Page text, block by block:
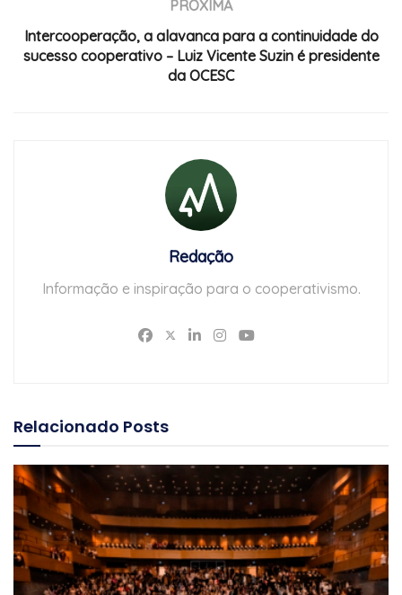
PRÓXIMA
Intercooperação, a alavanca para a continuidade do
sucesso cooperativo – Luiz Vicente Suzin é presidente
da OCESC
Redação
Informação e inspiração para o cooperativismo.
Relacionado Posts